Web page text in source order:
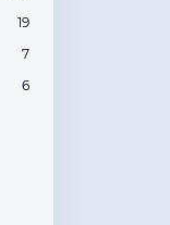
19
7
6